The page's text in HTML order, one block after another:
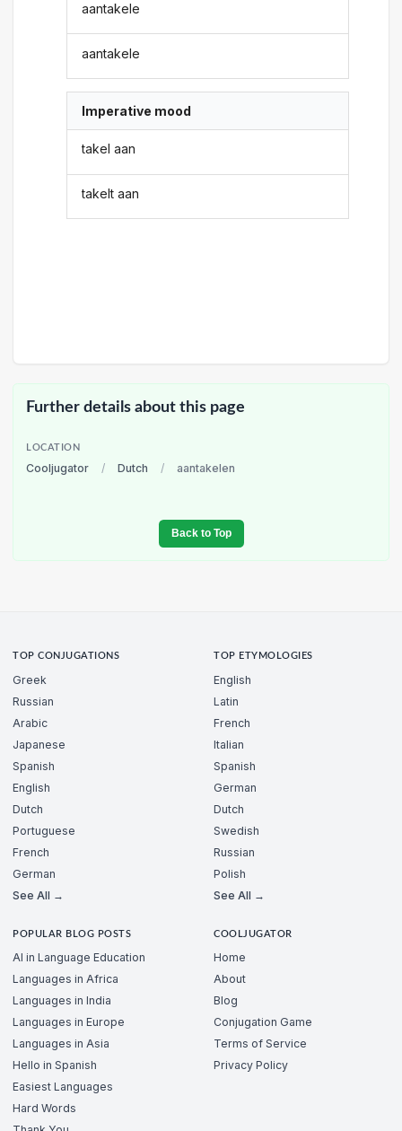
aantakele
aantakele
Imperative mood
takel aan
takelt aan
Further details about this page
LOCATION
Cooljugator / Dutch / aantakelen
Back to Top
TOP CONJUGATIONS
Greek
Russian
Arabic
Japanese
Spanish
English
Dutch
Portuguese
French
German
See All →
TOP ETYMOLOGIES
English
Latin
French
Italian
Spanish
German
Dutch
Swedish
Russian
Polish
See All →
POPULAR BLOG POSTS
AI in Language Education
Languages in Africa
Languages in India
Languages in Europe
Languages in Asia
Hello in Spanish
Easiest Languages
Hard Words
COOLJUGATOR
Home
About
Blog
Conjugation Game
Terms of Service
Privacy Policy